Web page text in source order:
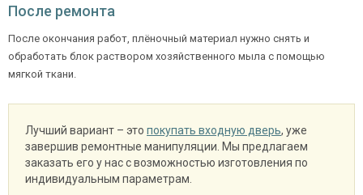
После ремонта
После окончания работ, плёночный материал нужно снять и
обработать блок раствором хозяйственного мыла с помощью
мягкой ткани.
Лучший вариант – это покупать входную дверь, уже
завершив ремонтные манипуляции. Мы предлагаем
заказать его у нас с возможностью изготовления по
индивидуальным параметрам.